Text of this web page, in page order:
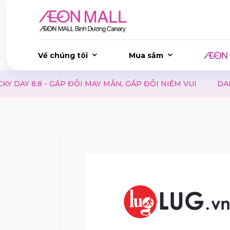
Về chúng tôi Mua sắm
ĐÔI MAY MẮN, GẤP ĐÔI NIỀM VUI DANH SÁCH